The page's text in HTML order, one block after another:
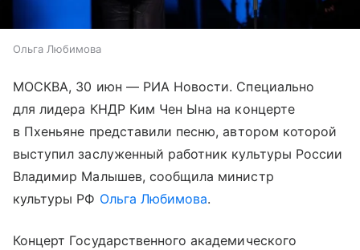
Ольга Любимова
МОСКВА, 30 июн — РИА Новости. Специально
для лидера КНДР Ким Чен Ына на концерте
в Пхеньяне представили песню, автором которой
выступил заслуженный работник культуры России
Владимир Малышев, сообщила министр
культуры РФ Ольга Любимова.
Концерт Государственного академического